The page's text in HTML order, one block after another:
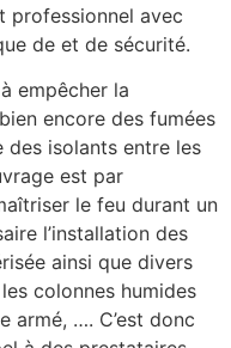
professionnel avec
de et de sécurité.
empêcher la
encore des fumées
des isolants entre les
est par
le feu durant un
l’installation des
ainsi que divers
colonnes humides
armé, …. C’est donc